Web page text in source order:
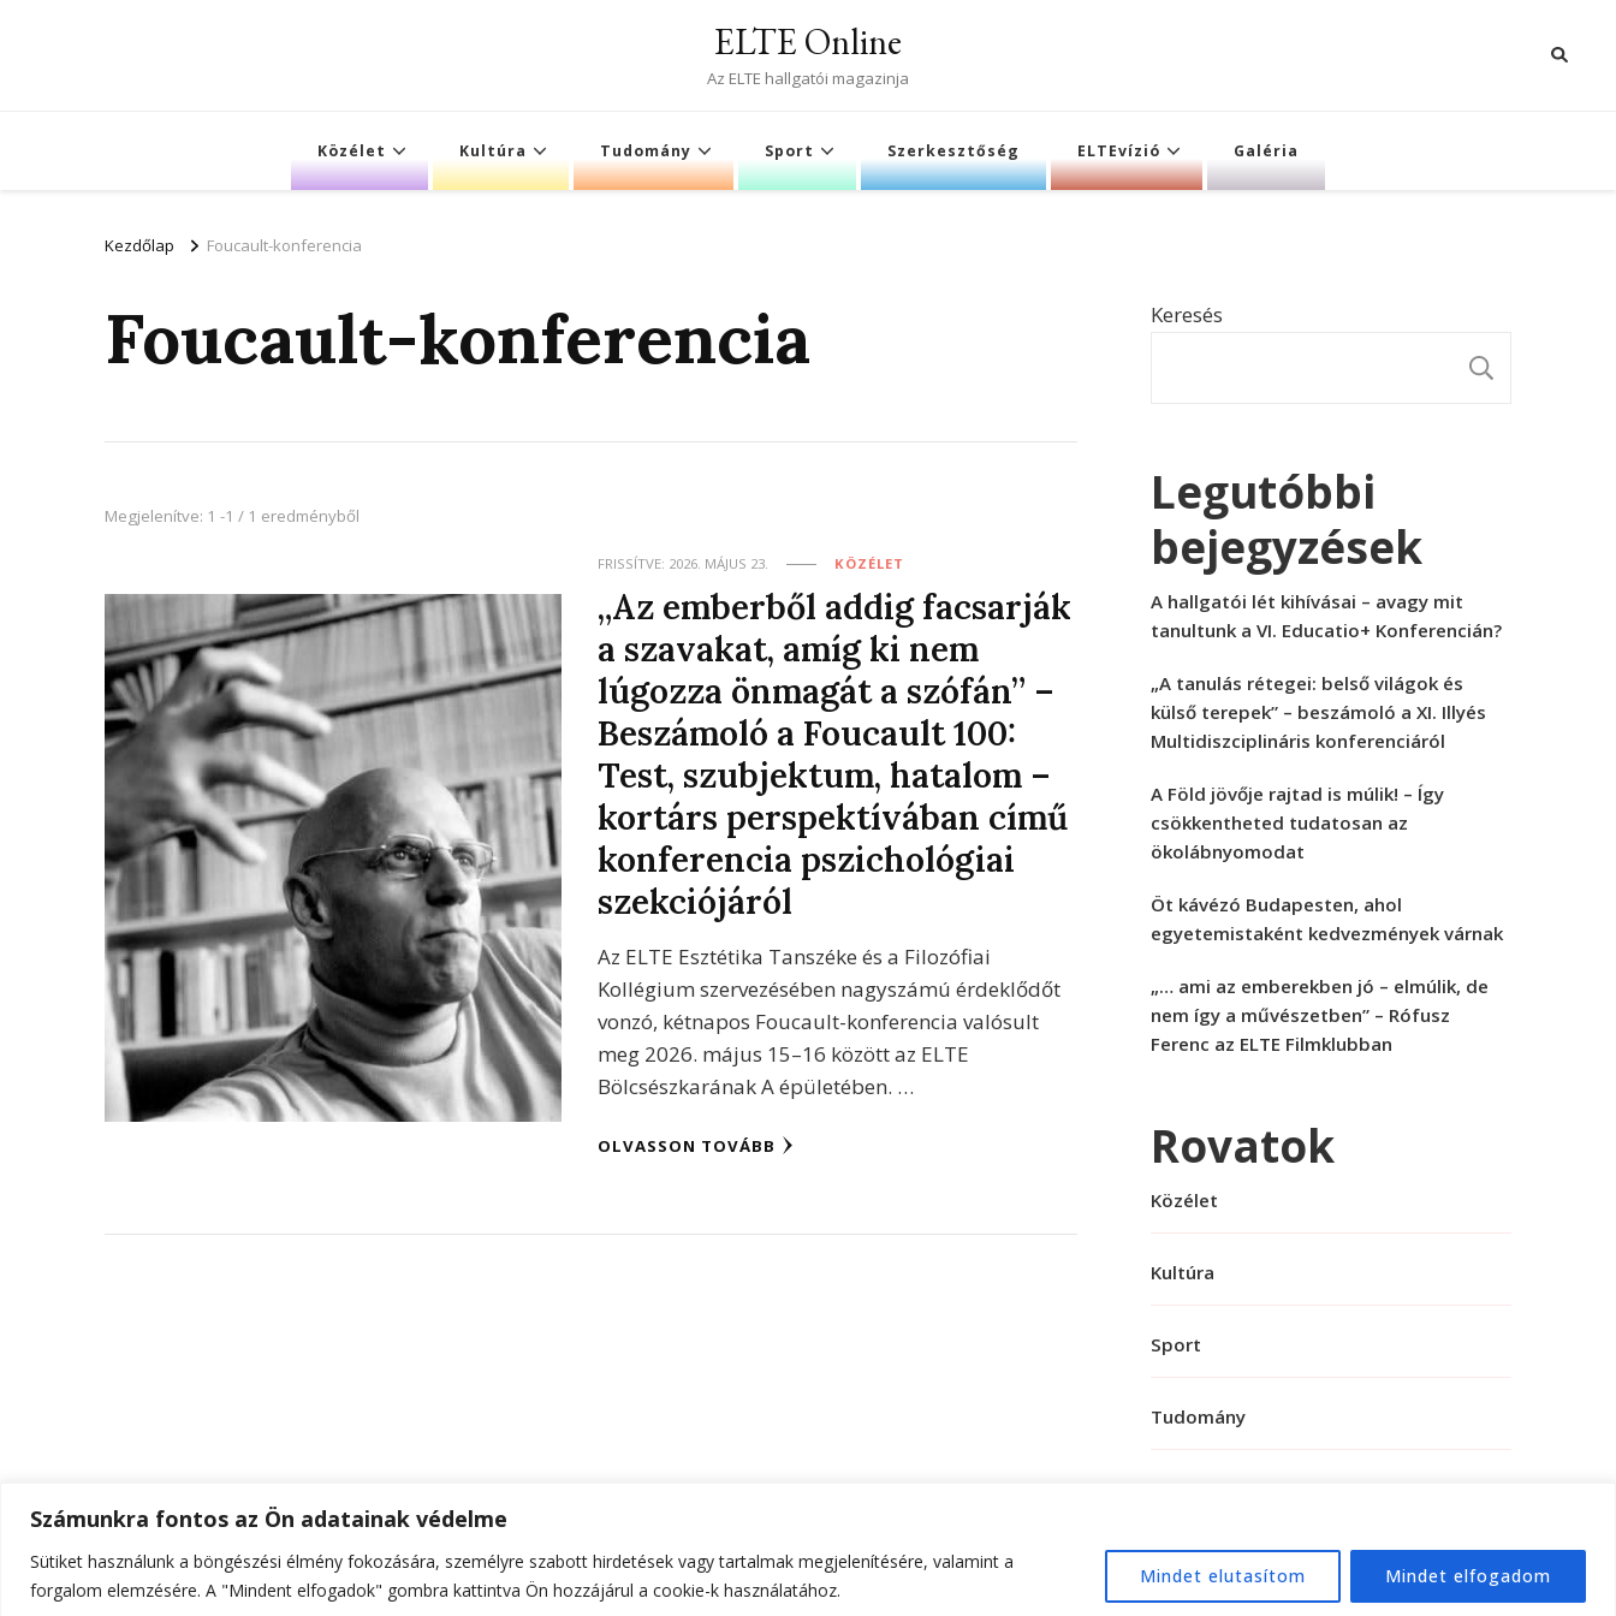
Számunkra fontos az Ön adatainak védelme
Sütiket használunk a böngészési élmény fokozására, személyre szabott hirdetések vagy tartalmak megjelenítésére, valamint a
forgalom elemzésére. A "Mindent elfogadok" gombra kattintva Ön hozzájárul a cookie-k használatához.
Mindet elutasítom Mindet elfogadom
ELTE Online
Az ELTE hallgatói magazinja
Közélet Kultúra Tudomány Sport Szerkesztőség ELTEvízió Galéria
Kezdőlap Foucault-konferencia
Foucault-konferencia
Megjelenítve: 1 -1 / 1 eredményből
FRISSÍTVE: 2026. MÁJUS 23. KÖZÉLET
„Az emberből addig facsarják
a szavakat, amíg ki nem
lúgozza önmagát a szófán” –
Beszámoló a Foucault 100:
Test, szubjektum, hatalom –
kortárs perspektívában című
konferencia pszichológiai
szekciójáról
Az ELTE Esztétika Tanszéke és a Filozófiai
Kollégium szervezésében nagyszámú érdeklődőt
vonzó, kétnapos Foucault-konferencia valósult
meg 2026. május 15–16 között az ELTE
Bölcsészkarának A épületében. …
OLVASSON TOVÁBB
Keresés
Legutóbbi
bejegyzések
A hallgatói lét kihívásai – avagy mit
tanultunk a VI. Educatio+ Konferencián?
„A tanulás rétegei: belső világok és
külső terepek” – beszámoló a XI. Illyés
Multidiszciplináris konferenciáról
A Föld jövője rajtad is múlik! – Így
csökkentheted tudatosan az
ökolábnyomodat
Öt kávézó Budapesten, ahol
egyetemistaként kedvezmények várnak
„… ami az emberekben jó – elmúlik, de
nem így a művészetben” – Rófusz
Ferenc az ELTE Filmklubban
Rovatok
Közélet
Kultúra
Sport
Tudomány
© Szerzői jog 2026ELTE Online . Minden jog fenntartva.Hello Fashion | Fejlesztette WordPress.